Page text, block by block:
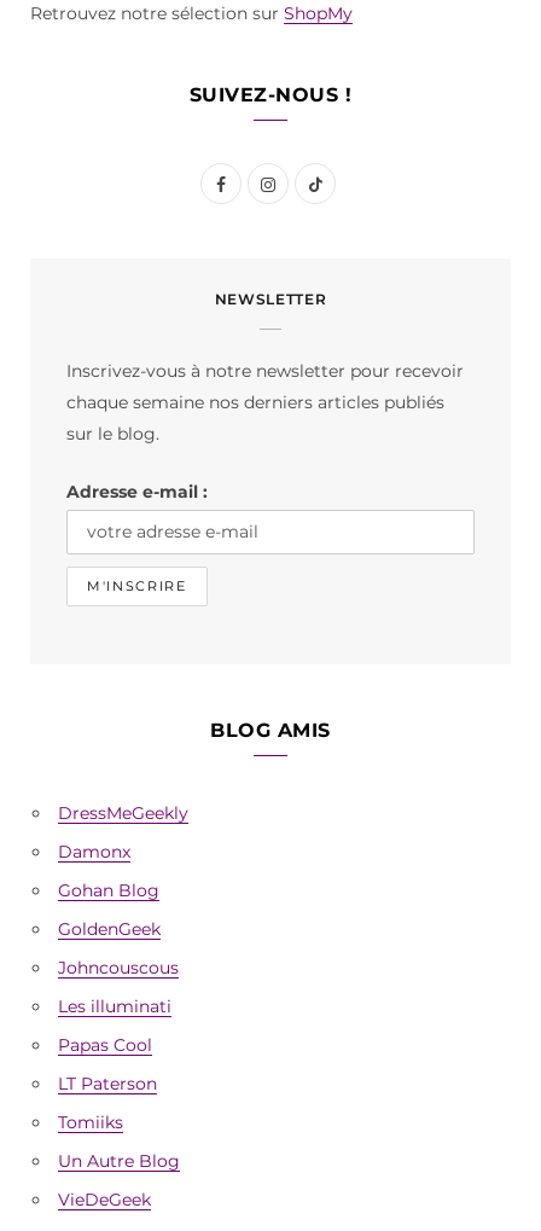
Retrouvez notre sélection sur ShopMy
SUIVEZ-NOUS !
F
e
I
t
m
T
T
NEWSLETTER
Inscrivez-vous à notre newsletter pour recevoir
chaque semaine nos derniers articles publiés
sur le blog.
Adresse e-mail :
BLOG AMIS
DressMeGeekly
Damonx
Gohan Blog
GoldenGeek
Johncouscous
Les illuminati
Papas Cool
LT Paterson
Tomiiks
Un Autre Blog
VieDeGeek